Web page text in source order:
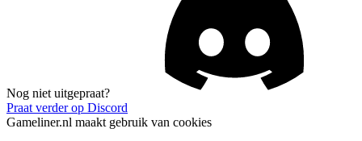
Nog niet uitgepraat?
Praat verder op Discord
Gameliner.nl maakt gebruik van cookies